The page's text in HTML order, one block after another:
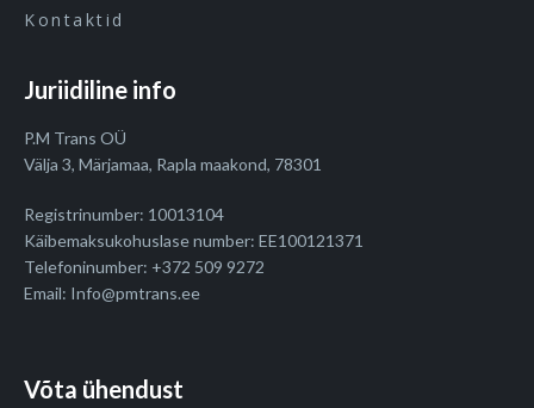
Kontaktid
Juriidiline info
P.M Trans OÜ
Välja 3, Märjamaa, Rapla maakond, 78301
Registrinumber: 10013104
Käibemaksukohuslase number: EE100121371
Telefoninumber: +372 509 9272
Email: Info@pmtrans.ee
Võta ühendust